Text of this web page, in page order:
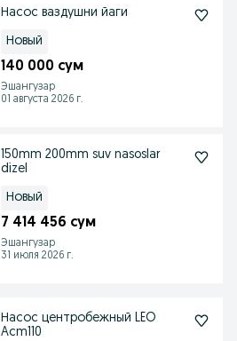
Насос ваздушни йаги
Новый
140 000 сум
Эшангузар
01 августа 2026 г.
150mm 200mm suv nasoslar
dizel
Новый
7 414 456 сум
Эшангузар
31 июля 2026 г.
Насос центробежный LEO
Acm110